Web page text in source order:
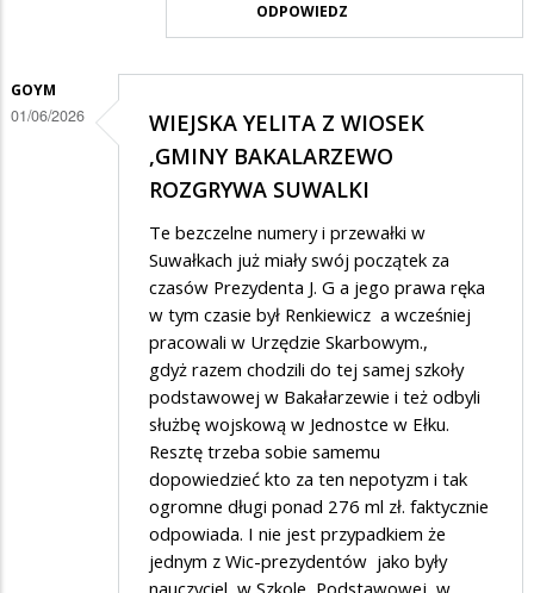
odpowiedzi
Mierny
ODPOWIEDZ
GOYM
01/06/2026
WIEJSKA YELITA Z WIOSEK
,GMINY BAKALARZEWO
ROZGRYWA SUWALKI
Te bezczelne numery i przewałki w
Suwałkach już miały swój początek za
czasów Prezydenta J. G a jego prawa ręka
w tym czasie był Renkiewicz a wcześniej
pracowali w Urzędzie Skarbowym.,
gdyż razem chodzili do tej samej szkoły
podstawowej w Bakałarzewie i też odbyli
służbę wojskową w Jednostce w Ełku.
Resztę trzeba sobie samemu
dopowiedzieć kto za ten nepotyzm i tak
ogromne długi ponad 276 ml zł. faktycznie
odpowiada. I nie jest przypadkiem że
jednym z Wic-prezydentów jako były